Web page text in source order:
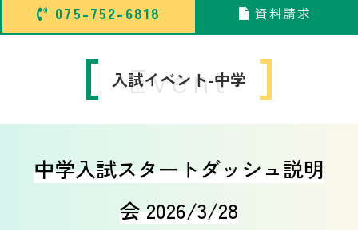
トップページ
075-752-6818 資料請求
入試イベント-中学
Event
中学入試スタートダッシュ説明
会 2026/3/28